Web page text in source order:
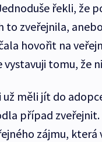
řekli, že
to zveřejnila,
hovořit na
vystavuji tomu, že
měli jít do
případ
zájmu,